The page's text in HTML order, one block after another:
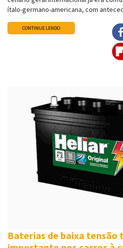
ítalo-germano-americana, com
CONTINUE LENDO
Baterias de baixa tensão